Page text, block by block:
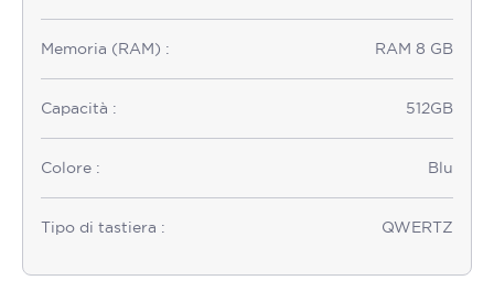
Memoria (RAM) : RAM 8 GB
Capacità : 512GB
Colore : Blu
Tipo di tastiera : QWERTZ